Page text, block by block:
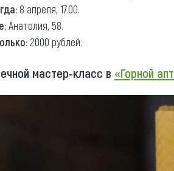
8 апреля, 17.00.
Анатолия, 58.
2000 рублей.
мастер-класс в «Горной